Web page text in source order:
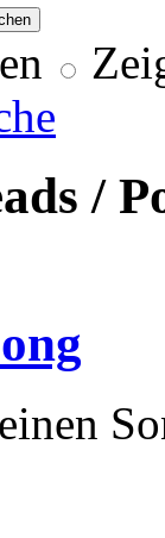
/